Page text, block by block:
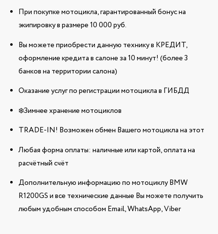
При покупке мотоцикла, гарантированный бонус на
экипировку в размере 10 000 руб.
Вы можете приобрести данную технику в КРЕДИТ,
оформление кредита в салоне за 10 минут! (более 3
банков на территории салона)
Оказание услуг по регистрации мотоцикла в ГИБДД
❄️Зимнее хранение мотоциклов
TRADE-IN! Возможен обмен Вашего мотоцикла на этот
Любая форма оплаты: наличные или картой, оплата на
расчётный счёт
Дополнительную информацию по мотоциклу BMW
R1200GS и все технические данные Вы можете получить
любым удобным способом Email, WhatsApp, Viber